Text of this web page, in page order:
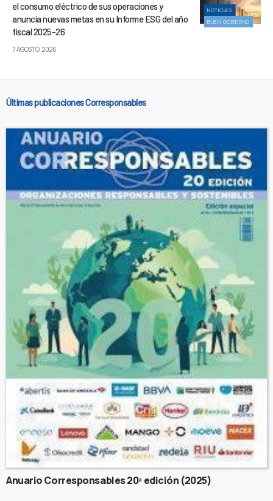
NOTICIAS
BUEN GOBIERNO
el consumo eléctrico de sus operaciones y
anuncia nuevas metas en su Informe ESG del año
fiscal 2025-26
7 AGOSTO, 2026
Últimas publicaciones Corresponsables
Anuario Corresponsables 20ª edición (2025)